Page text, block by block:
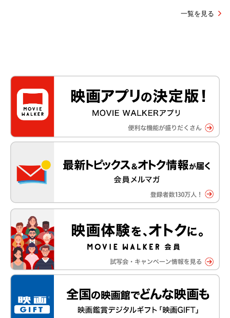
一覧を見る